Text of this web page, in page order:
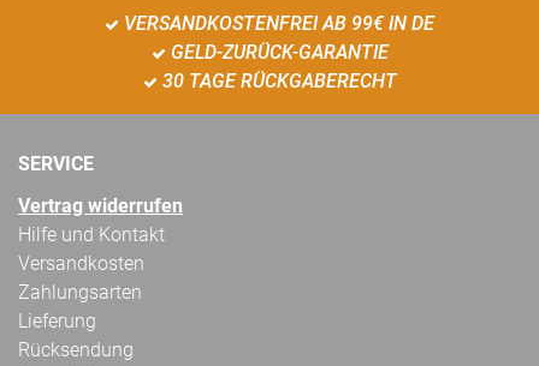
VERSANDKOSTENFREI AB 99€ IN DE
GELD-ZURÜCK-GARANTIE
30 TAGE RÜCKGABERECHT
SERVICE
Vertrag widerrufen
Hilfe und Kontakt
Versandkosten
Zahlungsarten
Lieferung
Rücksendung